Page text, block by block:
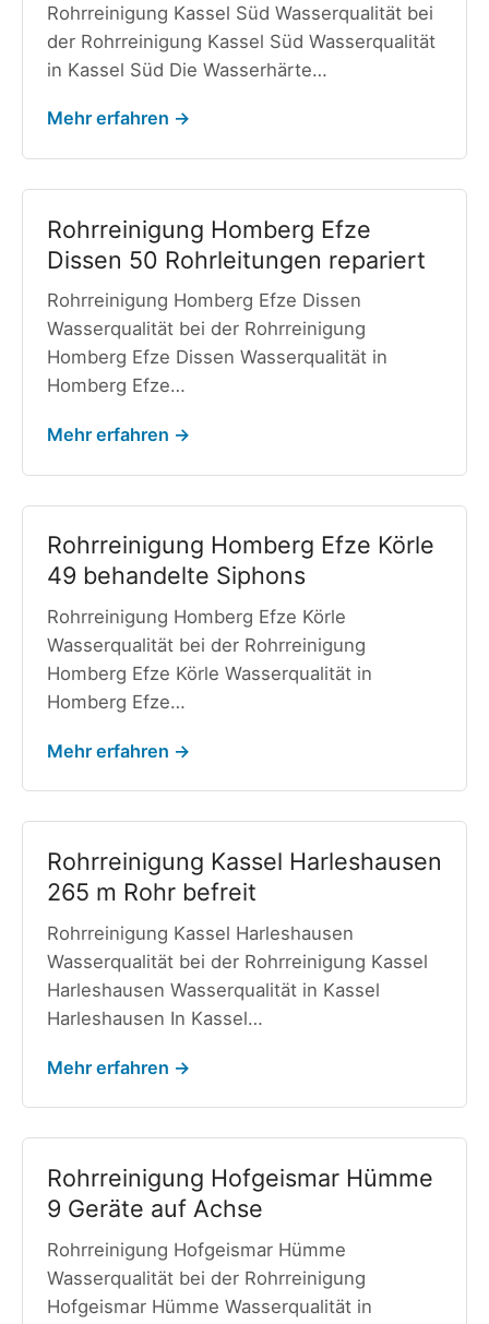
Rohrreinigung Kassel Süd Wasserqualität bei
der Rohrreinigung Kassel Süd Wasserqualität
in Kassel Süd Die Wasserhärte…
Mehr erfahren →
Rohrreinigung Homberg Efze
Dissen 50 Rohrleitungen repariert
Rohrreinigung Homberg Efze Dissen
Wasserqualität bei der Rohrreinigung
Homberg Efze Dissen Wasserqualität in
Homberg Efze…
Mehr erfahren →
Rohrreinigung Homberg Efze Körle
49 behandelte Siphons
Rohrreinigung Homberg Efze Körle
Wasserqualität bei der Rohrreinigung
Homberg Efze Körle Wasserqualität in
Homberg Efze…
Mehr erfahren →
Rohrreinigung Kassel Harleshausen
265 m Rohr befreit
Rohrreinigung Kassel Harleshausen
Wasserqualität bei der Rohrreinigung Kassel
Harleshausen Wasserqualität in Kassel
Harleshausen In Kassel…
Mehr erfahren →
Rohrreinigung Hofgeismar Hümme
9 Geräte auf Achse
Rohrreinigung Hofgeismar Hümme
Wasserqualität bei der Rohrreinigung
Hofgeismar Hümme Wasserqualität in